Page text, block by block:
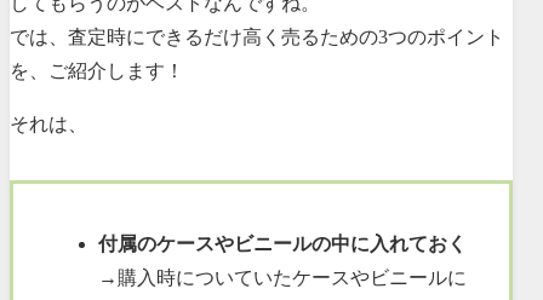
では、査定時にできるだけ高く売るための3つのポイント
を、ご紹介します！
それは、
付属のケースやビニールの中に入れておく
→購入時についていたケースやビニールに